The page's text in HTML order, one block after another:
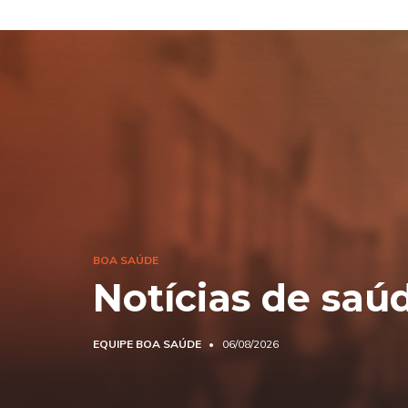
BOA SAÚDE
Notícias de
EQUIPE BOA SAÚDE 06/08/2026